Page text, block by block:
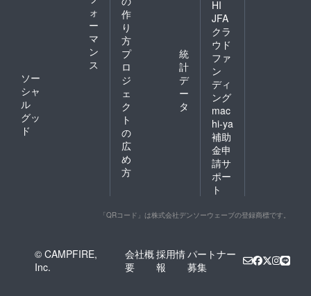
ォ
ー
マ
ン
ス
ソー
シャ
ル
グッ
ド
作
り
方
プ
ロ
ジ
ェ
ク
ト
の
広
め
方
統
計
デ
ー
タ
HI
JFA
クラ
ウド
ファ
ン
ディ
ング
mac
hi-ya
補助
金申
請サ
ポー
ト
「QRコード」は株式会社デンソーウェーブの登録商標です。
© CAMPFIRE,
Inc.
会社概
要
採用情
報
パートナー
募集